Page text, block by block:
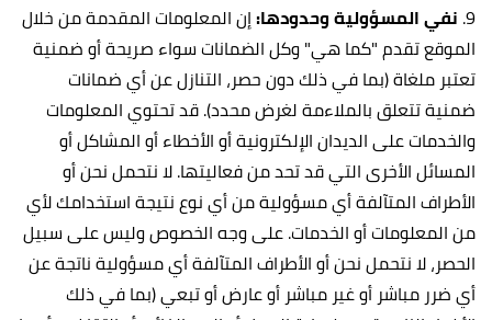
9. نفي المسؤولية وحدودها:إن المعلومات المقدمة من خلال
الموقع تقدم "كما هي" وكل الضمانات سواء صريحة أو ضمنية
تعتبر ملغاة (بما في ذلك دون حصر، التنازل عن أي ضمانات
ضمنية تتعلق بالملاءمة لغرض محدد). قد تحتوي المعلومات
والخدمات على الديدان الإلكترونية أو الأخطاء أو المشاكل أو
المسائل الأخرى التي قد تحد من فعاليتها. لا نتحمل نحن أو
الأطراف المتآلفة أي مسؤولية من أي نوع نتيجة استخدامك لأي
من المعلومات أو الخدمات. على وجه الخصوص وليس على سبيل
الحصر، لا نتحمل نحن أو الأطراف المتآلفة أي مسؤولية ناتجة عن
أي ضرر مباشر أو غير مباشر أو عارض أو تبعي (بما في ذلك